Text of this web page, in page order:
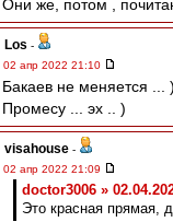
Они же, потом ,
Los -
02 апр 2022 21:10
Бакаев не меняется ...
Промесу ... эх .. )
visahouse -
02 апр 2022 21:09
doctor3006 »
Это красная прямая,